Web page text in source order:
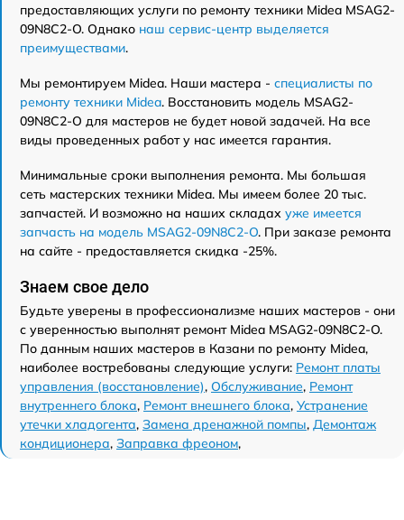
предоставляющих услуги по ремонту техники Midea MSAG2-
09N8C2-O. Однако наш сервис-центр выделяется
преимуществами.
Мы ремонтируем Midea. Наши мастера - специалисты по
ремонту техники Midea. Восстановить модель MSAG2-
09N8C2-O для мастеров не будет новой задачей. На все
виды проведенных работ у нас имеется гарантия.
Минимальные сроки выполнения ремонта. Мы большая
сеть мастерских техники Midea. Мы имеем более 20 тыс.
запчастей. И возможно на наших складах уже имеется
запчасть на модель MSAG2-09N8C2-O. При заказе ремонта
на сайте - предоставляется скидка -25%.
Знаем свое дело
Будьте уверены в профессионализме наших мастеров - они
с уверенностью выполнят ремонт Midea MSAG2-09N8C2-O.
По данным наших мастеров в Казани по ремонту Midea,
наиболее востребованы следующие услуги: Ремонт платы
управления (восстановление), Обслуживание, Ремонт
внутреннего блока, Ремонт внешнего блока, Устранение
утечки хладогента, Замена дренажной помпы, Демонтаж
кондиционера, Заправка фреоном,